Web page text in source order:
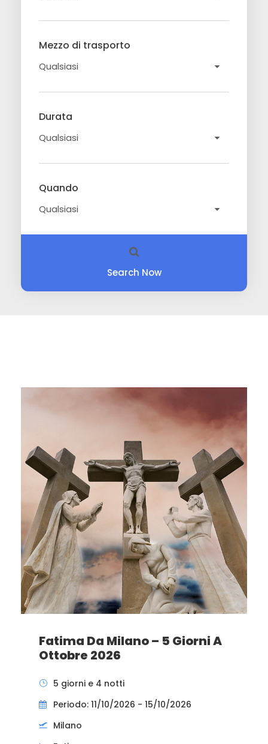
Mezzo di trasporto
Durata
Quando
Search Now
Fatima Da Milano – 5 Giorni A
Ottobre 2026
5 giorni e 4 notti
Periodo: 11/10/2026 - 15/10/2026
Milano